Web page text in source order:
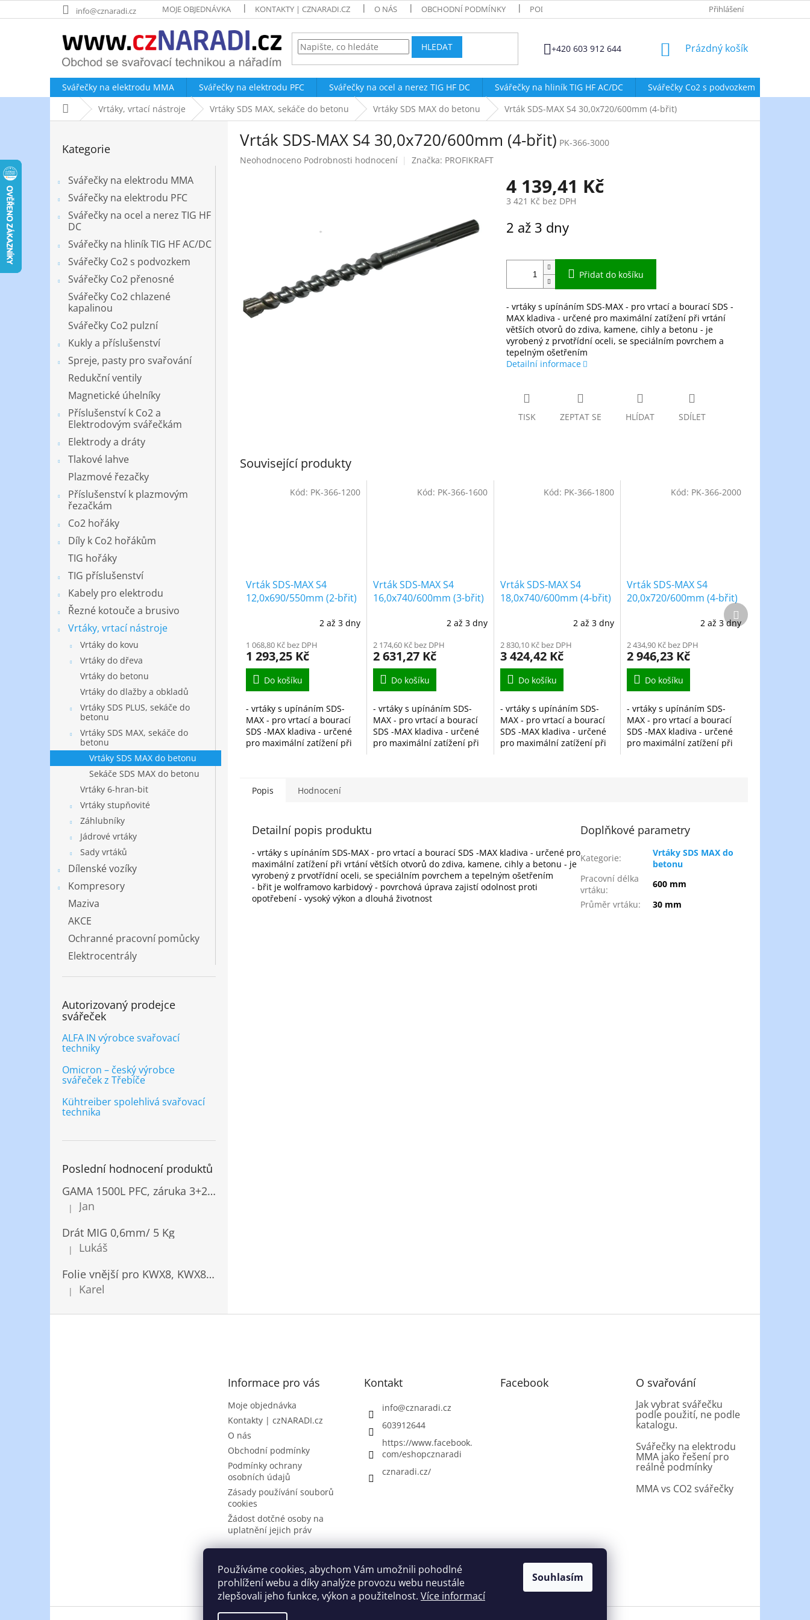
Používáme cookies, abychom Vám umožnili pohodlné
prohlížení webu a díky analýze provozu webu neustále
zlepšovali jeho funkce, výkon a použitelnost. Více informací
Souhlasím
na
info@cznaradi.cz MOJE OBJEDNÁVKA KONTAKTY | CZNARADI.CZ O NÁS OBCHODNÍ PODMÍNKY PODMÍNKY OCHRANY OSOBNÍCH ÚDAJŮ ZÁSADY POUŽÍVÁNÍ
Přihlášení
HLEDAT +420 603 912 644
NÁKUPNÍ
Prázdný košík
Svářečky na elektrodu MMA Svářečky na elektrodu PFC Svářečky na ocel a nerez TIG HF DC Svářečky na hliník TIG HF AC/DC Svářečky Co2 s podvozkem
Domů Vrtáky, vrtací nástroje Vrtáky SDS MAX, sekáče do betonu Vrtáky SDS MAX do betonu Vrták SDS-MAX S4 30,0x720/600mm (4-břit)
kategorie
Kategorie
Svářečky na elektrodu MMA
Svářečky na elektrodu PFC
Svářečky na ocel a nerez TIG HF
DC
Svářečky na hliník TIG HF AC/DC
Svářečky Co2 s podvozkem
Svářečky Co2 přenosné
Svářečky Co2 chlazené
kapalinou
Svářečky Co2 pulzní
Kukly a příslušenství
Spreje, pasty pro svařování
Redukční ventily
Magnetické úhelníky
Příslušenství k Co2 a
Elektrodovým svářečkám
Elektrody a dráty
Tlakové lahve
Plazmové řezačky
Příslušenství k plazmovým
řezačkám
Co2 hořáky
Díly k Co2 hořákům
TIG hořáky
TIG příslušenství
Kabely pro elektrodu
Řezné kotouče a brusivo
Vrtáky, vrtací nástroje
Vrtáky do kovu
Vrtáky do dřeva
Vrtáky do betonu
Vrtáky do dlažby a obkladů
Vrtáky SDS PLUS, sekáče do
betonu
Vrtáky SDS MAX, sekáče do
betonu
Vrtáky SDS MAX do betonu
Sekáče SDS MAX do betonu
Vrtáky 6-hran-bit
Vrtáky stupňovité
Záhlubníky
Jádrové vrtáky
Sady vrtáků
Dílenské vozíky
Kompresory
Maziva
AKCE
Ochranné pracovní pomůcky
Elektrocentrály
Autorizovaný prodejce
svářeček
ALFA IN výrobce svařovací
techniky
Omicron – český výrobce
svářeček z Třebíče
Kühtreiber spolehlivá svařovací
technika
Poslední hodnocení produktů
GAMA 1500L PFC, záruka 3+2 roky
Hodnocení produktu je 5 z 5 hvězdiček.
|
Jan
Drát MIG 0,6mm/ 5 Kg
Hodnocení produktu je 5 z 5 hvězdiček.
|
Lukáš
Folie vnější pro KWX8, KWX820/ 10ks
Hodnocení produktu je 5 z 5 hvězdiček.
| Karel
Vrták SDS-MAX S4 30,0x720/600mm (4-břit) PK-366-3000
Průměrné
Neohodnoceno Podrobnosti hodnocení Značka: PROFIKRAFT
4 139,41 Kč
3 421 Kč bez DPH
cena:
2 až 3 dny
Přidat do košíku
- vrtáky s upínáním SDS-MAX - pro vrtací a bourací SDS -
MAX kladiva - určené pro maximální zatížení při vrtání
větších otvorů do zdiva, kamene, cihly a betonu - je
vyrobený z prvotřídní oceli, se speciálním povrchem a
tepelným ošetřením
Detailní informace
TISK ZEPTAT SE HLÍDAT SDÍLET
Související produkty
Vrták SDS-MAX S4
12,0x690/550mm (2-břit)
2 až 3 dny
1 068,80 Kč bez DPH
1 293,25 Kč
Do košíku
- vrtáky s upínáním SDS-
MAX - pro vrtací a bourací
SDS -MAX kladiva - určené
pro maximální zatížení při
Kód: PK-366-1200
Vrták SDS-MAX S4
16,0x740/600mm (3-břit)
2 až 3 dny
2 174,60 Kč bez DPH
2 631,27 Kč
Do košíku
- vrtáky s upínáním SDS-
MAX - pro vrtací a bourací
SDS -MAX kladiva - určené
pro maximální zatížení při
Kód: PK-366-1600
Vrták SDS-MAX S4
18,0x740/600mm (4-břit)
2 až 3 dny
2 830,10 Kč bez DPH
3 424,42 Kč
Do košíku
- vrtáky s upínáním SDS-
MAX - pro vrtací a bourací
SDS -MAX kladiva - určené
pro maximální zatížení při
Kód: PK-366-1800
Vrták SDS-MAX S4
20,0x720/600mm (4-břit)
2 až 3 dny
2 434,90 Kč bez DPH
2 946,23 Kč
Do košíku
- vrtáky s upínáním SDS-
MAX - pro vrtací a bourací
SDS -MAX kladiva - určené
pro maximální zatížení při
Kód: PK-366-2000
Další
produkt
Popis Hodnocení
Detailní popis produktu
- vrtáky s upínáním SDS-MAX - pro vrtací a bourací SDS -MAX kladiva - určené pro
maximální zatížení při vrtání větších otvorů do zdiva, kamene, cihly a betonu - je
vyrobený z prvotřídní oceli, se speciálním povrchem a tepelným ošetřením
- břit je wolframovo karbidový - povrchová úprava zajistí odolnost proti
opotřebení - vysoký výkon a dlouhá životnost
Doplňkové parametry
Kategorie:
Vrtáky SDS MAX do
betonu
Pracovní délka
vrtáku:
600 mm
Průměr vrtáku: 30 mm
Informace pro vás
Moje objednávka
Kontakty | czNARADI.cz
O nás
Obchodní podmínky
Podmínky ochrany
osobních údajů
Zásady používání souborů
cookies
Žádost dotčné osoby na
uplatnění jejich práv
Kontakt
info@cznaradi.cz
603912644
https://www.facebook.
com/eshopcznaradi
cznaradi.cz/
Facebook O svařování
Jak vybrat svářečku
podle použití, ne podle
katalogu.
Svářečky na elektrodu
MMA jako řešení pro
reálné podmínky
MMA vs CO2 svářečky
Možnosti doručení Nakupovani Možností platby Výběr svářečky